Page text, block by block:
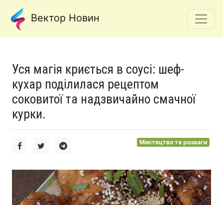
Вектор Новин
Уся магія криється в соусі: шеф-
кухар поділилася рецептом
соковитої та надзвичайно смачної
курки.
Мистецтво та розваги